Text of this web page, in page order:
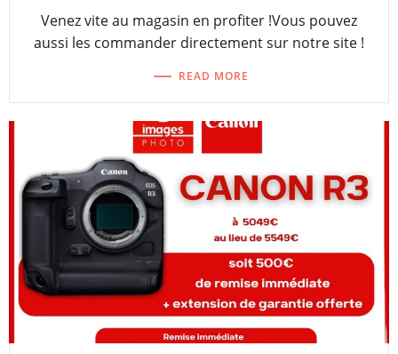
Venez vite au magasin en profiter !Vous pouvez
aussi les commander directement sur notre site !
READ MORE